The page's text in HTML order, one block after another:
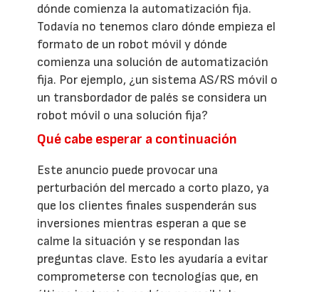
dónde comienza la automatización fija.
Todavía no tenemos claro dónde empieza el
formato de un robot móvil y dónde
comienza una solución de automatización
fija. Por ejemplo, ¿un sistema AS/RS móvil o
un transbordador de palés se considera un
robot móvil o una solución fija?
Qué cabe esperar a continuación
Este anuncio puede provocar una
perturbación del mercado a corto plazo, ya
que los clientes finales suspenderán sus
inversiones mientras esperan a que se
calme la situación y se respondan las
preguntas clave. Esto les ayudaría a evitar
comprometerse con tecnologías que, en